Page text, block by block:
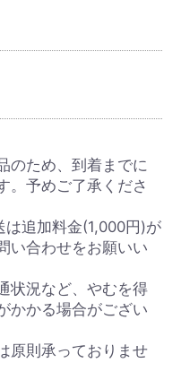
のため、到着までに
。予めご了承くださ
は追加料金(1,000円)が
い合わせをお願いい
状況など、やむを得
かかる場合がござい
原則承っておりませ